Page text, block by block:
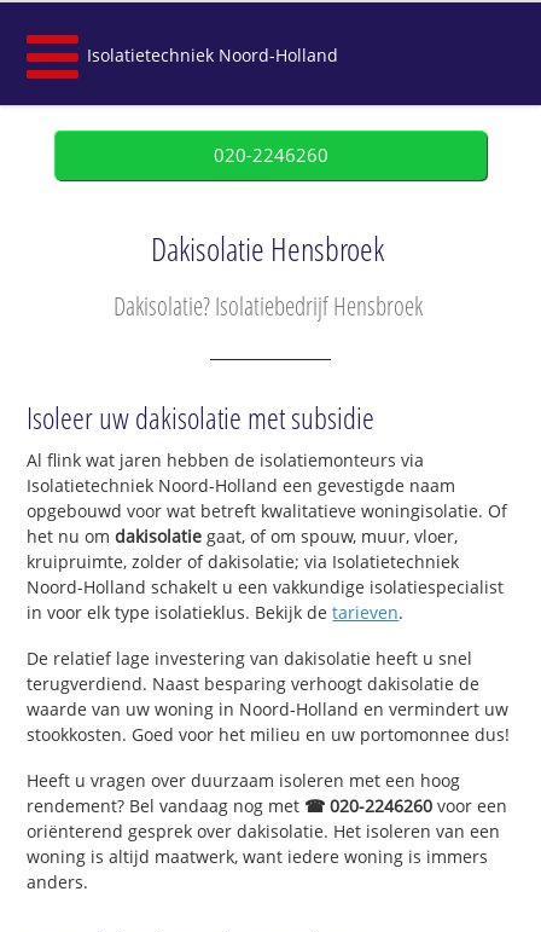
Isolatietechniek Noord-Holland
020-2246260
Dakisolatie Hensbroek
Dakisolatie? Isolatiebedrijf Hensbroek
Isoleer uw dakisolatie met subsidie
Al flink wat jaren hebben de isolatiemonteurs via
Isolatietechniek Noord-Holland een gevestigde naam
opgebouwd voor wat betreft kwalitatieve woningisolatie. Of
het nu omdakisolatie gaat, of om spouw, muur, vloer,
kruipruimte, zolder of dakisolatie; via Isolatietechniek
Noord-Holland schakelt u een vakkundige isolatiespecialist
in voor elk type isolatieklus. Bekijk detarieven.
De relatief lage investering van dakisolatie heeft u snel
terugverdiend. Naast besparing verhoogt dakisolatie de
waarde van uw woning in Noord-Holland en vermindert uw
stookkosten. Goed voor het milieu en uw portomonnee dus!
Heeft u vragen over duurzaam isoleren met een hoog
rendement? Bel vandaag nog met ☎ 020-2246260 voor een
oriënterend gesprek over dakisolatie. Het isoleren van een
woning is altijd maatwerk, want iedere woning is immers
anders.